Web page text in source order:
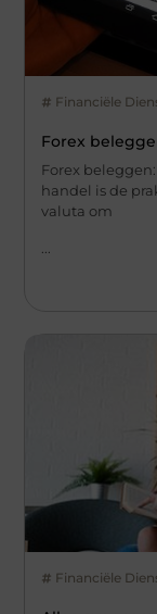
Financiële
Forex
Forex
handel is de
valuta om
Financiële